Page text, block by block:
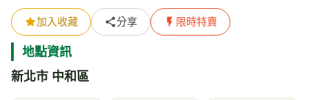
加入收藏 分享 限時特賣
地點資訊
新北市 中和區